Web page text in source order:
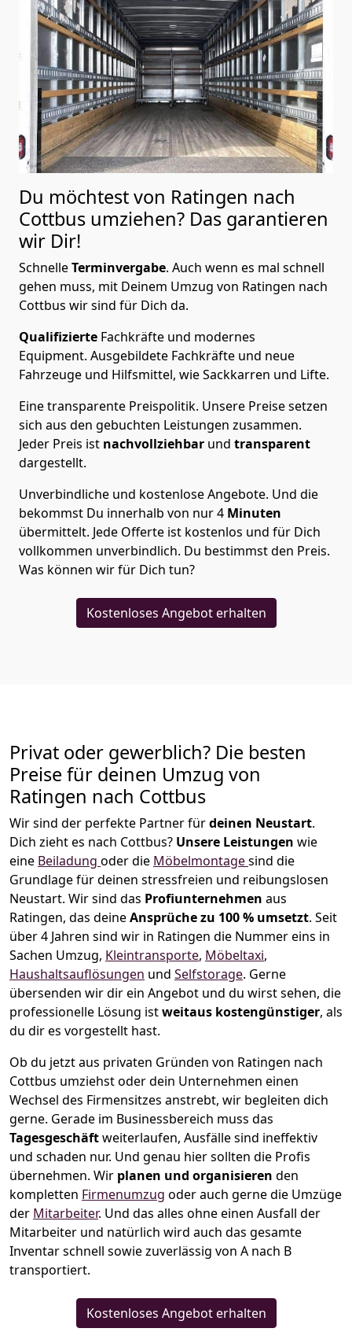
Du möchtest von Ratingen nach
Cottbus umziehen? Das garantieren
wir Dir!
SchnelleTerminvergabe. Auch wenn es mal schnell
gehen muss, mit Deinem Umzug von Ratingen nach
Cottbus wir sind für Dich da.
Qualifizierte Fachkräfte und modernes
Equipment. Ausgebildete Fachkräfte und neue
Fahrzeuge und Hilfsmittel, wie Sackkarren und Lifte.
Eine transparente Preispolitik. Unsere Preise setzen
sich aus den gebuchten Leistungen zusammen.
Jeder Preis ist nachvollziehbar und transparent
dargestellt.
Unverbindliche und kostenlose Angebote. Und die
bekommst Du innerhalb von nur4 Minuten
übermittelt. Jede Offerte ist kostenlos und für Dich
vollkommen unverbindlich. Du bestimmst den Preis.
Was können wir für Dich tun?
Kostenloses Angebot erhalten
Privat oder gewerblich? Die besten
Preise für deinen Umzug von
Ratingen nach Cottbus
Wir sind der perfekte Partner fürdeinen Neustart.
Dich zieht es nach Cottbus? Unsere Leistungen wie
eine Beiladung oder die Möbelmontagesind die
Grundlage für deinen stressfreien und reibungslosen
Neustart. Wir sind das Profiunternehmen aus
Ratingen, das deineAnsprüche zu 100 % umsetzt. Seit
über 4 Jahren sind wir in Ratingen die Nummer eins in
Sachen Umzug, Kleintransporte, Möbeltaxi,
Haushaltsauflösungen und Selfstorage. Gerne
übersenden wir dir ein Angebot und du wirst sehen, die
professionelle Lösung istweitaus kostengünstiger, als
du dir es vorgestellt hast.
Ob du jetzt aus privaten Gründen von Ratingen nach
Cottbus umziehst oder dein Unternehmen einen
Wechsel des Firmensitzes anstrebt, wir begleiten dich
gerne. Gerade im Businessbereich muss das
Tagesgeschäftweiterlaufen, Ausfälle sind ineffektiv
und schaden nur. Und genau hier sollten die Profis
übernehmen. Wir planen und organisieren den
kompletten Firmenumzug oder auch gerne die Umzüge
der Mitarbeiter. Und das alles ohne einen Ausfall der
Mitarbeiter und natürlich wird auch das gesamte
Inventar schnell sowie zuverlässig von A nach B
transportiert.
Kostenloses Angebot erhalten